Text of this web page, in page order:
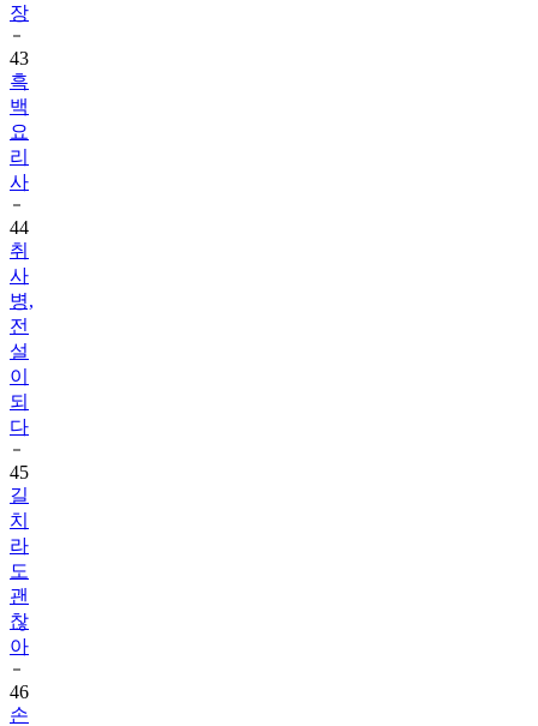
장
43
흑
백
요
리
사
44
취
사
병,
전
설
이
되
다
45
길
치
라
도
괜
찮
아
46
손